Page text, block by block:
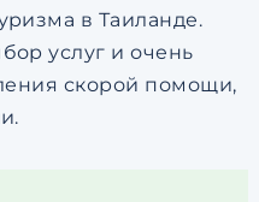
в Таиланде.
услуг и очень
скорой помощи,